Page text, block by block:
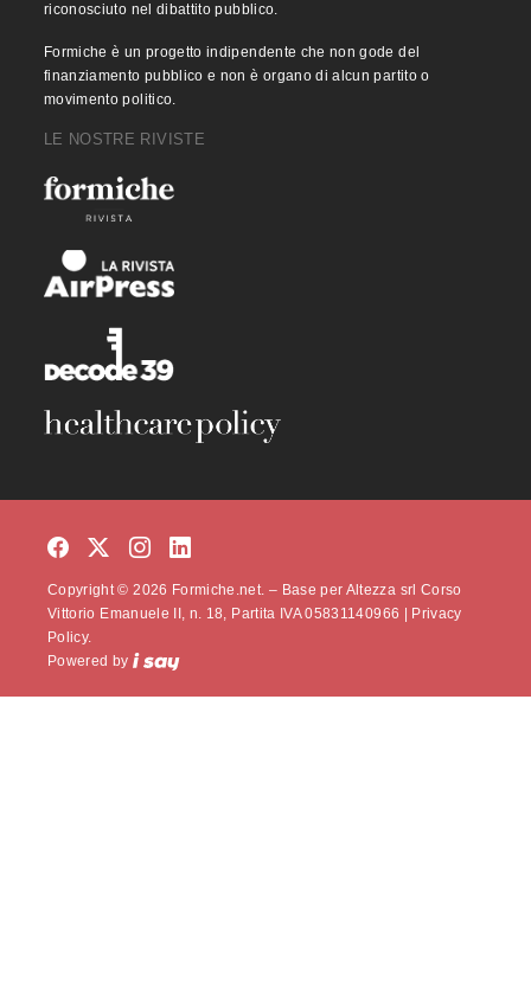
riconosciuto nel dibattito pubblico.
Formiche è un progetto indipendente che non gode del
finanziamento pubblico e non è organo di alcun partito o
movimento politico.
LE NOSTRE RIVISTE
Copyright © 2026 Formiche.net. – Base per Altezza srl Corso
Vittorio Emanuele II, n. 18, Partita IVA 05831140966 |
Privacy
Policy.
Powered by